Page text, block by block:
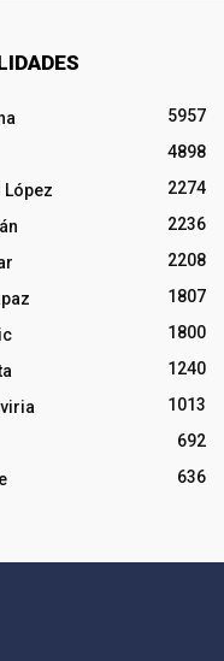
5957
4898
López
2274
2236
2208
1807
1800
1240
1013
692
636